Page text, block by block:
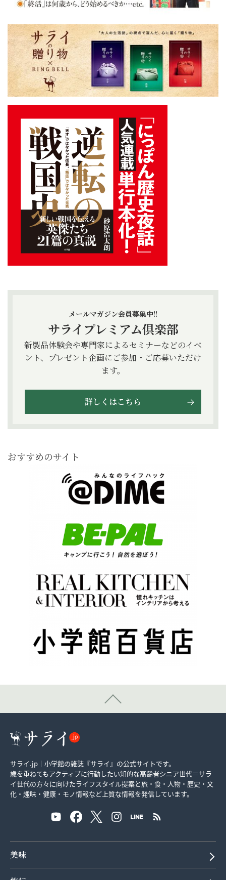
メールマガジン会員募集中!!
サライプレミアム倶楽部
新製品体験会や専門家によるセミナーなどのイベ
ント、プレゼント企画にご参加・ご応募いただけ
ます。
詳しくはこちら
おすすめのサイト
サライ.jp｜小学館の雑誌『サライ』の公式サイトです。
歳を重ねてもアクティブに行動したい知的な高齢者シニア世代＝サラ
イ世代の方々に向けたライフスタイル提案と旅・食・人物・歴史・文
化・趣味・健康・モノ情報など上質な情報を発信しています。
美味